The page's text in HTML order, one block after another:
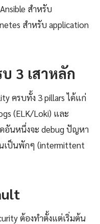
สำหรับ
สำหรับ application
3 เสาหลัก
ครบทั้ง 3 pillars ได้แก่
(ELK/Loki) และ
ดอันหนึ่งจะ debug ปัญหา
เป็นพักๆ (intermittent
ต้องทำตั้งแต่เริ่มต้น